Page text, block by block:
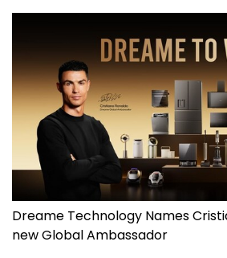
Dreame Technology Names
new Global Ambassador